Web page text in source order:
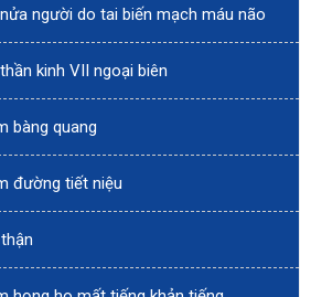
người do tai biến mạch máu não
kinh VII ngoại biên
bàng quang
đường tiết niệu